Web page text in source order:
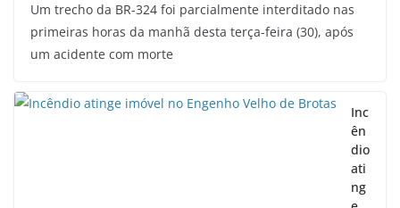
Um trecho da BR-324 foi parcialmente interditado nas
primeiras horas da manhã desta terça-feira (30), após
um acidente com morte
Inc
ên
dio
ati
ng